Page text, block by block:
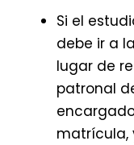
Si el
debe ir a
lugar de
patronal
matrícula,